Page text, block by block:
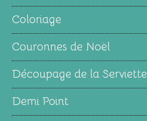
Coloriage
Couronnes de Noël
Découpage de la Serviette
Demi Point